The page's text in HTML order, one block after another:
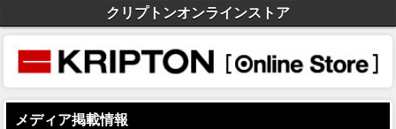
クリプトンオンラインストア
メディア掲載情報